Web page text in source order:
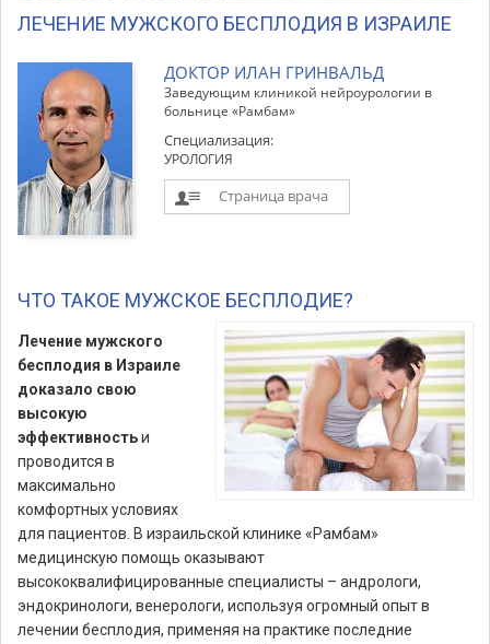
ЛЕЧЕНИЕ МУЖСКОГО БЕСПЛОДИЯ В ИЗРАИЛЕ
ДОКТОР ИЛАН ГРИНВАЛЬД
Заведующим клиникой нейроурологии в
больнице «Рамбам»
Специализация:
УРОЛОГИЯ
Страница врача
ЧТО ТАКОЕ МУЖСКОЕ БЕСПЛОДИЕ?
Лечение мужского
бесплодия в Израиле
доказало свою
высокую
эффективностьи
проводится в
максимально
комфортных условиях
для пациентов. В израильской клинике «Рамбам»
медицинскую помощь оказывают
высококвалифицированные специалисты – андрологи,
эндокринологи, венерологи, используя огромный опыт в
лечении бесплодия, применяя на практике последние